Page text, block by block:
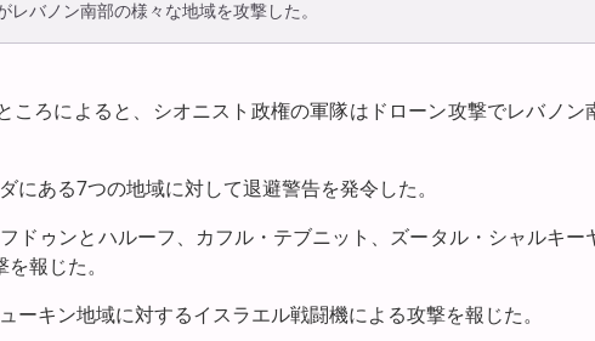
バノン南部の様々な地域を攻撃した。
ころによると、シオニスト政権の軍隊はドローン攻撃でレバノン
ある7つの地域に対して退避警告を発令した。
ドゥンとハルーフ、カフル・テブニット、ズータル・シャルキー
報じた。
キン地域に対するイスラエル戦闘機による攻撃を報じた。